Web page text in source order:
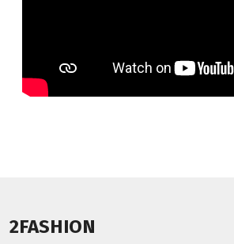
2FASHION